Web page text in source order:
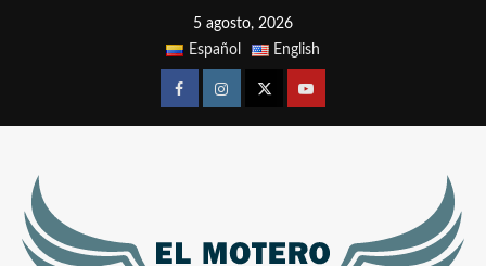
5 agosto, 2026
Español
English